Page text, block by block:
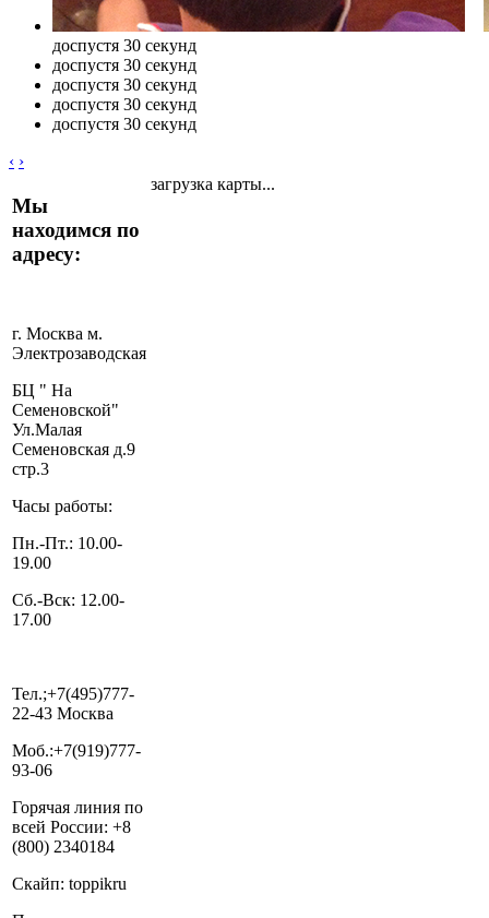
доспустя 30 секунд
доспустя 30 секунд
доспустя 30 секунд
доспустя 30 секунд
доспустя 30 секунд
‹ ›
Мы
находимся по
адресу:
г. Москва м.
Электрозаводская
БЦ " На
Семеновской"
Ул.Малая
Семеновская д.9
стр.3
Часы работы:
Пн.-Пт.: 10.00-
19.00
Сб.-Вск: 12.00-
17.00
Тел.;+7(495)777-
22-43 Москва
Моб.:+7(919)777-
93-06
Горячая линия по
всей России: +8
(800) 2340184
Скайп: toppikru
загрузка карты...